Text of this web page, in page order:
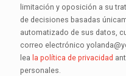
limitación y oposición a su
de decisiones basadas
automatizado de sus datos,
correo electrónico
lea la política de privacidad
personales.